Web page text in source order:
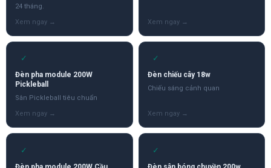
24 tháng.
✓
Đèn pha module 200W
Pickleball
Sân Pickleball tiêu chuẩn
✓
Đèn chiếu cây 18w
Chiếu sáng cảnh quan
✓ ✓